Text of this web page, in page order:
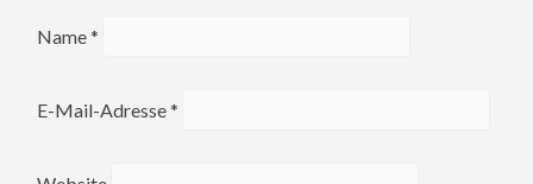
Name*
E-Mail-Adresse*